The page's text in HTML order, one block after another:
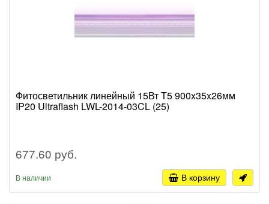
Фитосветильник линейный 15Вт T5 900x35x26мм
IP20 Ultraflash LWL-2014-03CL (25)
677.60 руб.
В наличии В корзину